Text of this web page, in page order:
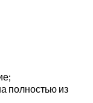
полностью из